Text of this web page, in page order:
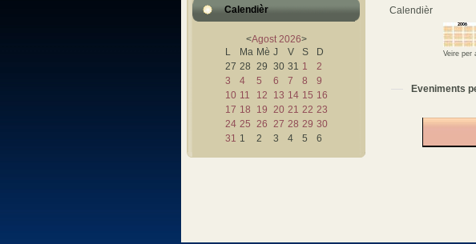
Calendièr
<Agost 2026>
L
Ma Mè J V S
D
27 28 29 30 31 1
2
3
4 5 6 7 8
9
10 11 12 13 14 15 16
17 18 19 20 21 22 23
24 25 26 27 28 29 30
31 1 2 3 4 5 6
Calendièr
Veire per
Eveniments